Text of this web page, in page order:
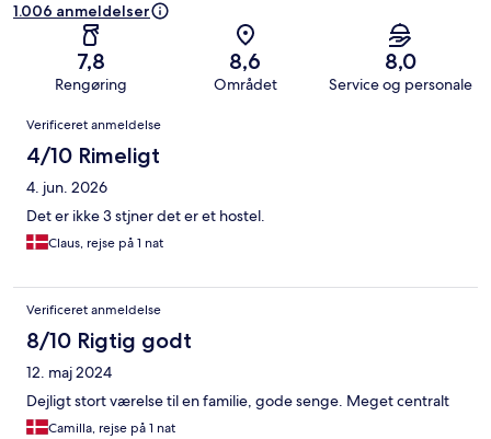
1.006 anmeldelser
7,8
Rengøring
8,6
Området
8,0
Service og personale
Anmeldelser
Verificeret anmeldelse
4/10 Rimeligt
4. jun. 2026
Det er ikke 3 stjner det er et hostel.
Claus, rejse på 1 nat
Verificeret anmeldelse
8/10 Rigtig godt
12. maj 2024
Dejligt stort værelse til en familie, gode senge. Meget centralt
Camilla, rejse på 1 nat